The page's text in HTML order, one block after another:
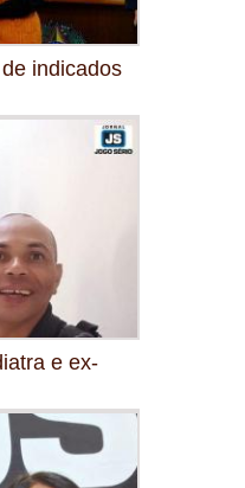
indicados
e ex-